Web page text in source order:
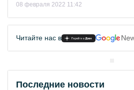
08 февраля 2022 11:42
Читайте нас в
Последние новости